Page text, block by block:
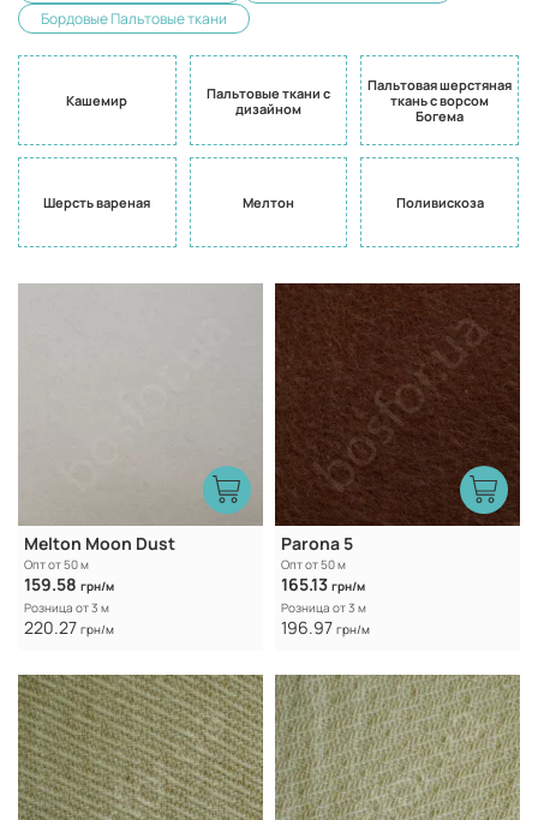
Бордовые Пальтовые ткани
Кашемир
Пальтовые ткани с
дизайном
Пальтовая шерстяная
ткань с ворсом
Богема
Шерсть вареная Мелтон Поливискоза
Melton Moon Dust
Опт от 50 м
159.58 грн/м
Розница от 3 м
220.27 грн/м
Parona 5
Опт от 50 м
165.13 грн/м
Розница от 3 м
196.97 грн/м